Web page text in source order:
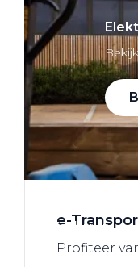
Verhuur
e-
Profiteer